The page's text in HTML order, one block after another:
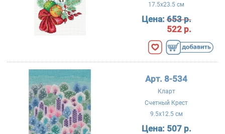
17.5x23.5 см
Цена:653 р.
522 р.
Арт. 8-534
Кларт
Счетный Крест
9.5x12.5 см
Цена: 507 р.